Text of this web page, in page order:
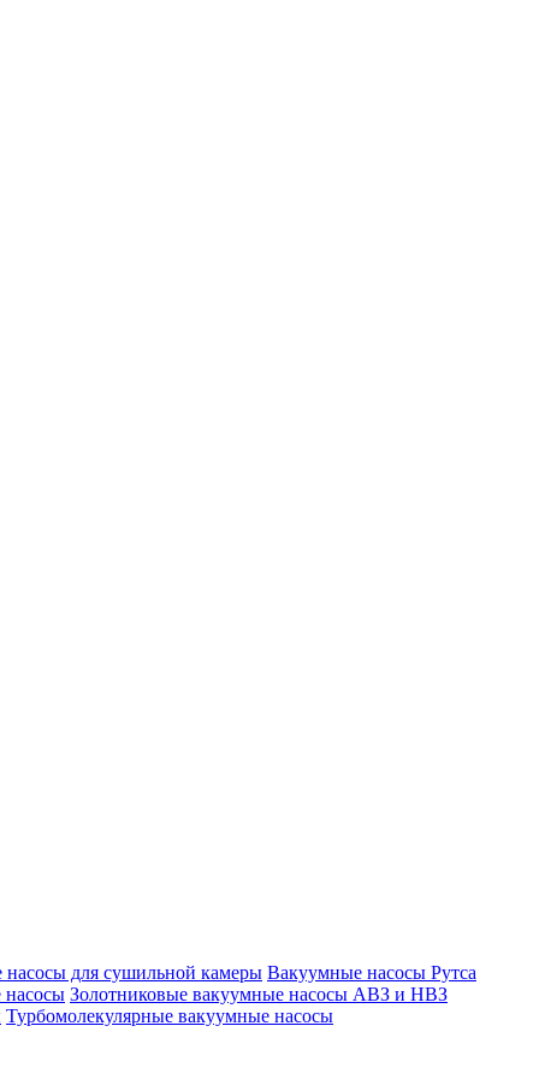
для сушильной камеры Вакуумные насосы Рутса
Золотниковые вакуумные насосы АВЗ и НВЗ
Турбомолекулярные вакуумные насосы